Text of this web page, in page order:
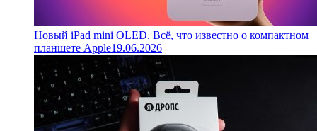
Новый iPad mini OLED. Всё, что известно о компактном
планшете Apple19.06.2026